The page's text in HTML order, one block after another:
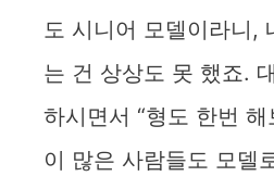
도 시니어 모델이라니,
는 건 상상도 못 했죠.
하시면서 “형도 한번
이 많은 사람들도 모델